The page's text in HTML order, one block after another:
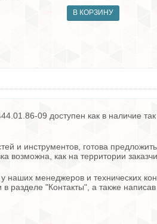
09 доступен как в наличие
и инструментов, готова
возможна, как на территории
менеджеров и технических
разделе "Контакты", а также